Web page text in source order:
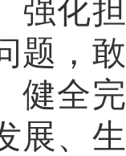
强化
题，
健全
展、